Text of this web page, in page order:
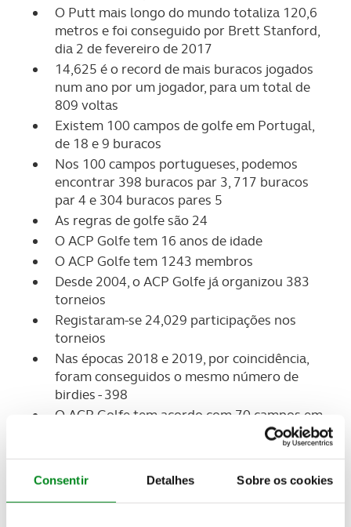
Consentir Detalhes Sobre os cookies
O Putt mais longo do mundo totaliza 120,6
metros e foi conseguido por Brett Stanford,
dia 2 de fevereiro de 2017
14,625 é o record de mais buracos jogados
num ano por um jogador, para um total de
809 voltas
Existem 100 campos de golfe em Portugal,
de 18 e 9 buracos
Nos 100 campos portugueses, podemos
encontrar 398 buracos par 3, 717 buracos
par 4 e 304 buracos pares 5
As regras de golfe são 24
O ACP Golfe tem 16 anos de idade
O ACP Golfe tem 1243 membros
Desde 2004, o ACP Golfe já organizou 383
torneios
Registaram-se 24,029 participações nos
torneios
Nas épocas 2018 e 2019, por coincidência,
foram conseguidos o mesmo número de
birdies - 398
O ACP Golfe tem acordo com 70 campos em
clube tem acesso nos 70 campos, a quota do
clube fica paga se jogar 2, 3 voltas de golfe?